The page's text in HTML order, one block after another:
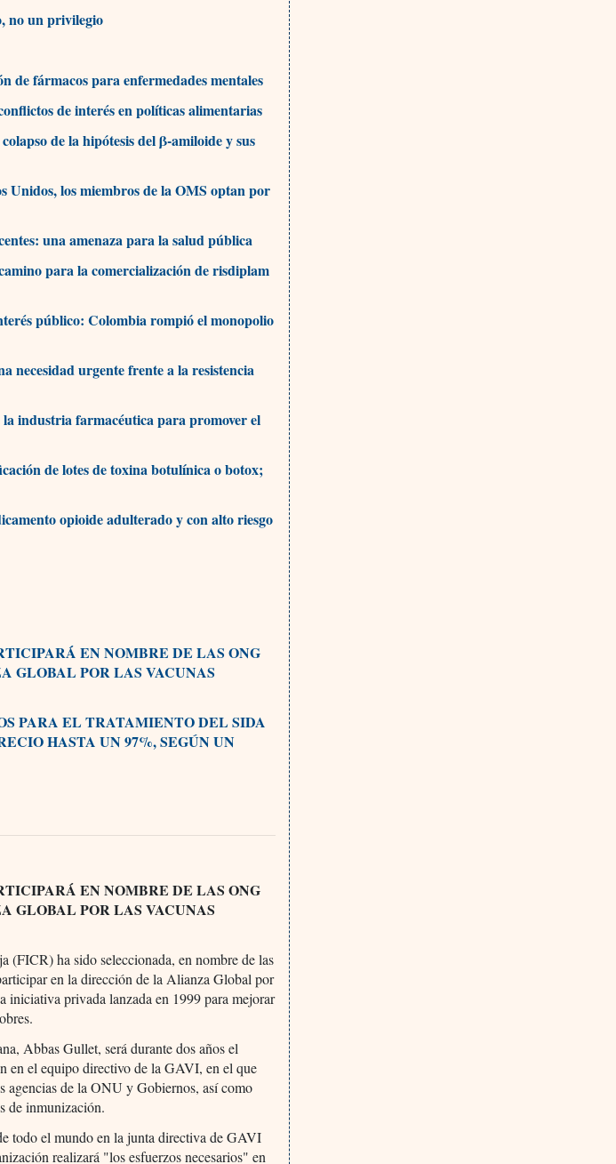
no un privilegio
de fármacos para enfermedades mentales
de interés en políticas alimentarias
de la hipótesis del β-amiloide y sus
Unidos, los miembros de la OMS optan por
una amenaza para la salud pública
para la comercialización de risdiplam
público: Colombia rompió el monopolio
necesidad urgente frente a la resistencia
la industria farmacéutica para promover el
de lotes de toxina botulínica o botox;
opioide adulterado y con alto riesgo
EN NOMBRE DE LAS ONG
GLOBAL POR LAS VACUNAS
PARA EL TRATAMIENTO DEL SIDA
HASTA UN 97%, SEGÚN UN
EN NOMBRE DE LAS ONG
GLOBAL POR LAS VACUNAS
(FICR) ha sido seleccionada, en nombre de las
en la dirección de la Alianza Global por
privada lanzada en 1999 para mejorar
Abbas Gullet, será durante dos años el
en el equipo directivo de la GAVI, en el que
agencias de la ONU y Gobiernos, así como
de inmunización.
todo el mundo en la junta directiva de GAVI
realizará "los esfuerzos necesarios" en